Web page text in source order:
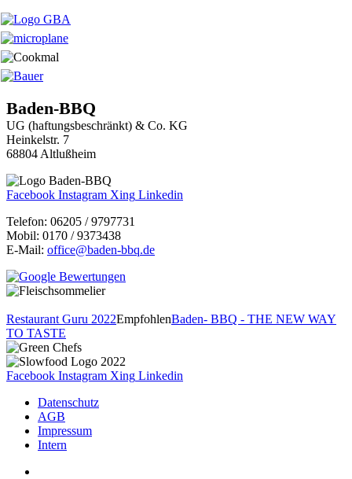
Baden-BBQ
UG (haftungsbeschränkt) & Co. KG
Heinkelstr. 7
68804 Altlußheim
Facebook Instagram Xing Linkedin
Telefon: 06205 / 9797731
Mobil: 0170 / 9373438
E-Mail: office@baden-bbq.de
Restaurant Guru 2022EmpfohlenBaden- BBQ - THE NEW WAY
TO TASTE
Facebook Instagram Xing Linkedin
Datenschutz
AGB
Impressum
Intern